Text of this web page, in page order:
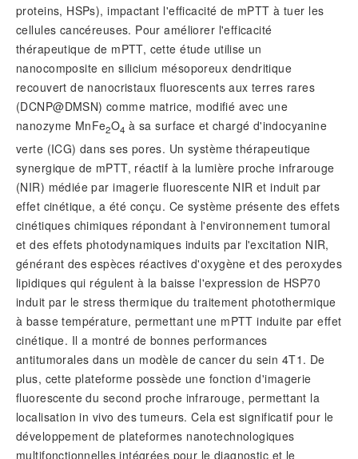
proteins, HSPs), impactant l'efficacité de mPTT à tuer les
cellules cancéreuses. Pour améliorer l'efficacité
thérapeutique de mPTT, cette étude utilise un
nanocomposite en silicium mésoporeux dendritique
recouvert de nanocristaux fluorescents aux terres rares
(DCNP@DMSN) comme matrice, modifié avec une
nanozyme MnFe2O4 à sa surface et chargé d'indocyanine
verte (ICG) dans ses pores. Un système thérapeutique
synergique de mPTT, réactif à la lumière proche infrarouge
(NIR) médiée par imagerie fluorescente NIR et induit par
effet cinétique, a été conçu. Ce système présente des effets
cinétiques chimiques répondant à l'environnement tumoral
et des effets photodynamiques induits par l'excitation NIR,
générant des espèces réactives d'oxygène et des peroxydes
lipidiques qui régulent à la baisse l'expression de HSP70
induit par le stress thermique du traitement photothermique
à basse température, permettant une mPTT induite par effet
cinétique. Il a montré de bonnes performances
antitumorales dans un modèle de cancer du sein 4T1. De
plus, cette plateforme possède une fonction d'imagerie
fluorescente du second proche infrarouge, permettant la
localisation in vivo des tumeurs. Cela est significatif pour le
développement de plateformes nanotechnologiques
multifonctionnelles intégrées pour le diagnostic et le